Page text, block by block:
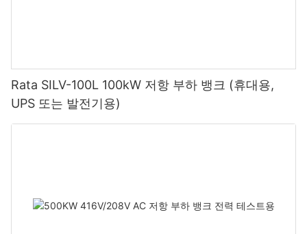
Rata SILV-100L 100kW 저항 부하 뱅크 (휴대용,
UPS 또는 발전기용)